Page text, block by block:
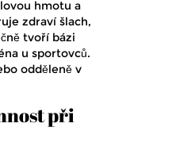
hmotu a
zdraví šlach,
tvoří bázi
u sportovců.
odděleně v
při